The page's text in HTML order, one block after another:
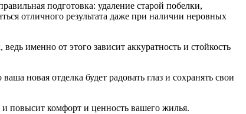
подготовка: удаление старой побелки,
отличного результата даже при наличии неровных
именно от этого зависит аккуратность и стойкость
новая отделка будет радовать глаз и сохранять свои
повысит комфорт и ценность вашего жилья.